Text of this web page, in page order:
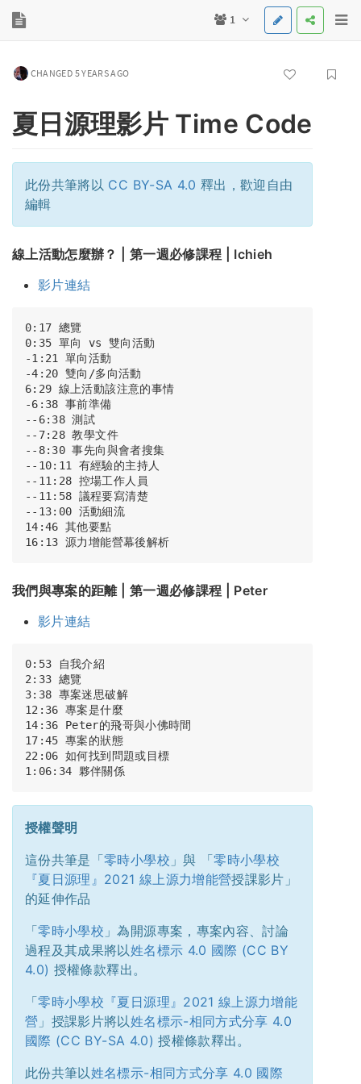
1
CHANGED 5 YEARS AGO
夏日源理影片 Time Code
此份共筆將以 CC BY-SA 4.0 釋出，歡迎自由
編輯
線上活動怎麼辦？ | 第一週必修課程 | Ichieh
影片連結
0:17 總覽
0:35 單向 vs 雙向活動
-1:21 單向活動
-4:20 雙向/多向活動
6:29 線上活動該注意的事情
-6:38 事前準備
--6:38 測試
--7:28 教學文件
--8:30 事先向與會者搜集
--10:11 有經驗的主持人
--11:28 控場工作人員
--11:58 議程要寫清楚
--13:00 活動細流
14:46 其他要點
我們與專案的距離 | 第一週必修課程 | Peter
影片連結
0:53 自我介紹
2:33 總覽
3:38 專案迷思破解
12:36 專案是什麼
14:36 Peter的飛哥與小佛時間
17:45 專案的狀態
22:06 如何找到問題或目標
授權聲明
這份共筆是「零時小學校 」與 「零時小學校
『夏日源理』2021 線上源力增能營授課影片」
的延伸作品
「零時小學校 」為開源專案，專案內容、討論
過程及其成果將以姓名標示 4.0 國際 (CC BY
4.0) 授權條款釋出。
「零時小學校『夏日源理』2021 線上源力增能
營 」授課影片將以姓名標示-相同方式分享 4.0
國際 (CC BY-SA 4.0)授權條款釋出。
此份共筆以姓名標示-相同方式分享 4.0 國際